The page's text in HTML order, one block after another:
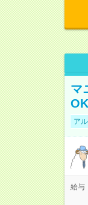
マ
ア
給与